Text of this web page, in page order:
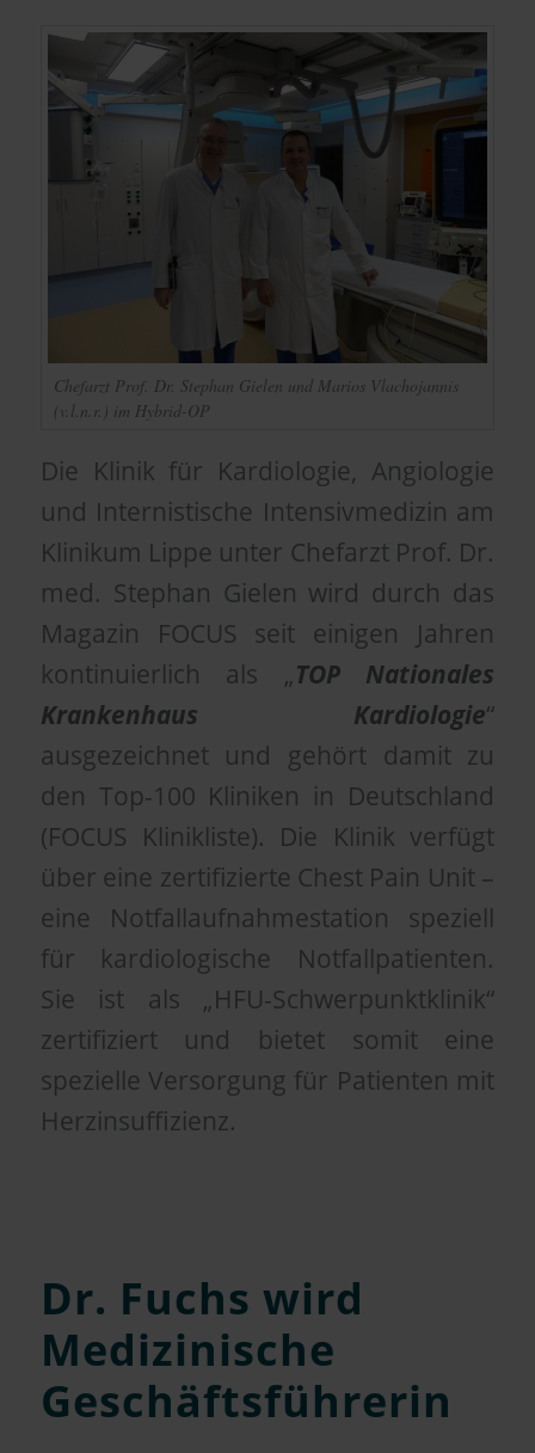
Chefarzt Prof. Dr. Stephan Gielen und Marios Vlachojannis
(v.l.n.r.) im Hybrid-OP
Die Klinik für Kardiologie, Angiologie
und Internistische Intensivmedizin am
Klinikum Lippe unter Chefarzt Prof. Dr.
med. Stephan Gielen wird durch das
Magazin FOCUS seit einigen Jahren
kontinuierlich als „TOP Nationales
Krankenhaus
Kardiologie“
ausgezeichnet und gehört damit zu
den Top-100 Kliniken in Deutschland
(FOCUS Klinikliste). Die Klinik verfügt
über eine zertifizierte Chest Pain Unit –
eine Notfallaufnahmestation speziell
für kardiologische Notfallpatienten.
Sie ist als „HFU-Schwerpunktklinik“
zertifiziert und bietet somit eine
spezielle Versorgung für Patienten mit
Herzinsuffizienz.
Dr. Fuchs wird
Medizinische
Geschäftsführerin